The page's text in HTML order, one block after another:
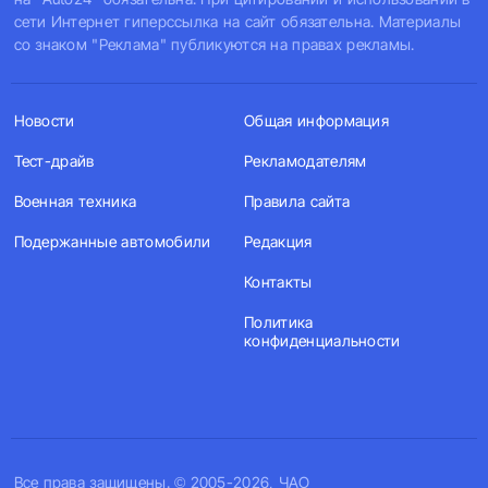
сети Интернет гиперссылка на сайт обязательна. Материалы
со знаком "Реклама" публикуются на правах рекламы.
Все права защищены. © 2005-2026, ЧАО
Новости
Тест-драйв
Военная техника
Подержанные автомобили
Общая информация
Рекламодателям
Правила сайта
Редакция
Контакты
Политика
конфиденциальности